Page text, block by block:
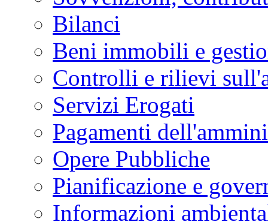
Bilanci
Beni immobili e
Controlli e rilievi
Servizi Erogati
Pagamenti
Opere Pubbliche
Pianificazione e
Informazioni